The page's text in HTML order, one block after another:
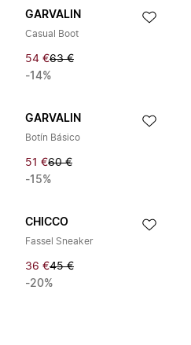
GARVALIN
Casual Boot
54 €63 €
-14%
GARVALIN
Botín Básico
51 €60 €
-15%
CHICCO
Fassel Sneaker
36 €45 €
-20%